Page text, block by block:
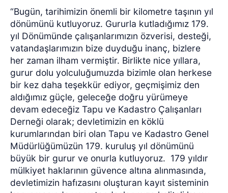
“Bugün, tarihimizin önemli bir kilometre taşının yıl
dönümünü kutluyoruz. Gururla kutladığımız 179.
yıl Dönümünde çalışanlarımızın özverisi, desteği,
vatandaşlarımızın bize duyduğu inanç, bizlere
her zaman ilham vermiştir. Birlikte nice yıllara,
gurur dolu yolculuğumuzda bizimle olan herkese
bir kez daha teşekkür ediyor, geçmişimiz den
aldığımız güçle, geleceğe doğru yürümeye
devam edeceğiz Tapu ve Kadastro Çalışanları
Derneği olarak; devletimizin en köklü
kurumlarından biri olan Tapu ve Kadastro Genel
Müdürlüğümüzün 179. kuruluş yıl dönümünü
büyük bir gurur ve onurla kutluyoruz. 179 yıldır
mülkiyet haklarının güvence altına alınmasında,
devletimizin hafızasını oluşturan kayıt sisteminin